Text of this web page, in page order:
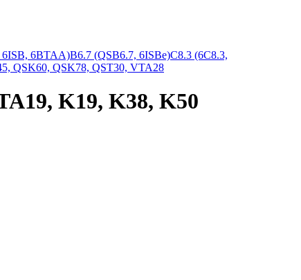
6ISB, 6BTAA)B6.7 (QSB6.7, 6ISBe)C8.3 (6C8.3,
QSK60, QSK78, QST30, VTA28
K19, K38, K50